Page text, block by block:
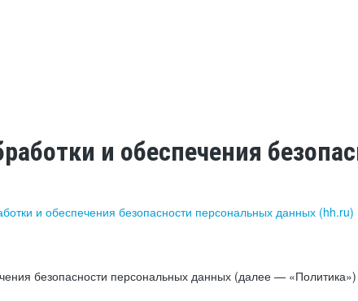
и обеспечения
и обеспечения безопасности персональных данных (hh.ru)
безопасности персональных данных (далее —